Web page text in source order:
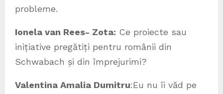
probleme.
Ionela van Rees- Zota: Ce proiecte sau
inițiative pregătiți pentru românii din
Schwabach și din împrejurimi?
Valentina Amalia Dumitru:Eu nu îi văd pe